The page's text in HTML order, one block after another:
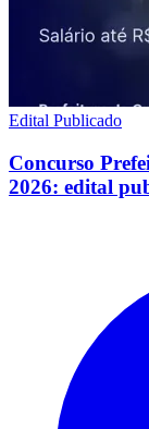
Edital Publicado
Concurso
2026: edital